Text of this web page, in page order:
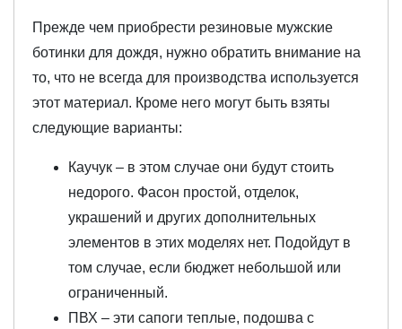
Прежде чем приобрести резиновые мужские
ботинки для дождя, нужно обратить внимание на
то, что не всегда для производства используется
этот материал. Кроме него могут быть взяты
следующие варианты:
Каучук – в этом случае они будут стоить
недорого. Фасон простой, отделок,
украшений и других дополнительных
элементов в этих моделях нет. Подойдут в
том случае, если бюджет небольшой или
ограниченный.
ПВХ – эти сапоги теплые, подошва с